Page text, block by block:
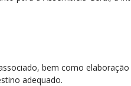
bem como
adequado.